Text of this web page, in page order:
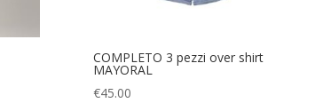
COMPLETO 3 pezzi over shirt
MAYORAL
€45.00